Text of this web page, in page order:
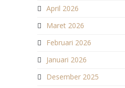
April 2026
Maret 2026
Februari 2026
Januari 2026
Desember 2025